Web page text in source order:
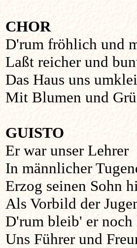
CHOR
D'rum fröhlich und
Laßt reicher und
Das Haus uns
Mit Blumen und
GUISTO
Er war unser Lehrer
In männlicher
Erzog seinen Sohn
Als Vorbild der
D'rum bleib' er noch
Uns Führer und